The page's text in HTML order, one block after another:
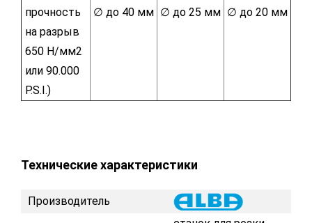
прочность
на разрыв
650 H/мм2
или 90.000
P.S.I.)
∅ до 40 мм ∅ до 25 мм ∅ до 20 мм
Технические характеристики
Производитель